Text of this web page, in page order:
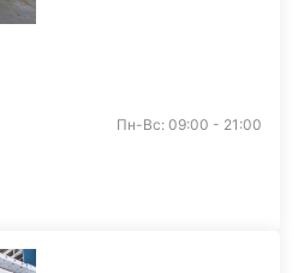
Пн-Вс: 09:00 - 21:00